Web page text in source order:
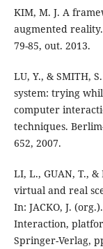
KIM, M. J. A
augmented
79-85, out. 2013.
LU, Y., & SMITH,
system: trying
computer
techniques.
652, 2007.
LI, L., GUAN, T.,
virtual and real
In: JACKO, J.
Interaction,
Springer-Verlag,